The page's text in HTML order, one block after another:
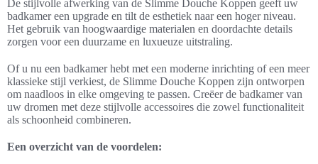
De stijlvolle afwerking van de Slimme Douche Koppen geeft uw
badkamer een upgrade en tilt de esthetiek naar een hoger niveau.
Het gebruik van hoogwaardige materialen en doordachte details
zorgen voor een duurzame en luxueuze uitstraling.
Of u nu een badkamer hebt met een moderne inrichting of een meer
klassieke stijl verkiest, de Slimme Douche Koppen zijn ontworpen
om naadloos in elke omgeving te passen. Creëer de badkamer van
uw dromen met deze stijlvolle accessoires die zowel functionaliteit
als schoonheid combineren.
Een overzicht van de voordelen: